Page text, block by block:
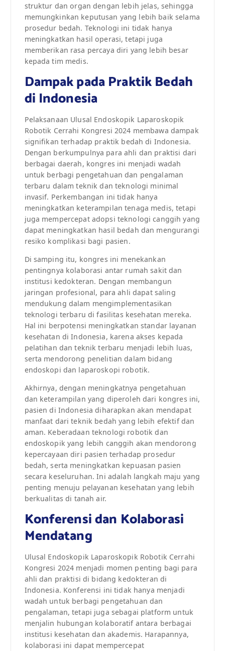
struktur dan organ dengan lebih jelas, sehingga
memungkinkan keputusan yang lebih baik selama
prosedur bedah. Teknologi ini tidak hanya
meningkatkan hasil operasi, tetapi juga
memberikan rasa percaya diri yang lebih besar
kepada tim medis.
Dampak pada Praktik Bedah
di Indonesia
Pelaksanaan Ulusal Endoskopik Laparoskopik
Robotik Cerrahi Kongresi 2024 membawa dampak
signifikan terhadap praktik bedah di Indonesia.
Dengan berkumpulnya para ahli dan praktisi dari
berbagai daerah, kongres ini menjadi wadah
untuk berbagi pengetahuan dan pengalaman
terbaru dalam teknik dan teknologi minimal
invasif. Perkembangan ini tidak hanya
meningkatkan keterampilan tenaga medis, tetapi
juga mempercepat adopsi teknologi canggih yang
dapat meningkatkan hasil bedah dan mengurangi
resiko komplikasi bagi pasien.
Di samping itu, kongres ini menekankan
pentingnya kolaborasi antar rumah sakit dan
institusi kedokteran. Dengan membangun
jaringan profesional, para ahli dapat saling
mendukung dalam mengimplementasikan
teknologi terbaru di fasilitas kesehatan mereka.
Hal ini berpotensi meningkatkan standar layanan
kesehatan di Indonesia, karena akses kepada
pelatihan dan teknik terbaru menjadi lebih luas,
serta mendorong penelitian dalam bidang
endoskopi dan laparoskopi robotik.
Akhirnya, dengan meningkatnya pengetahuan
dan keterampilan yang diperoleh dari kongres ini,
pasien di Indonesia diharapkan akan mendapat
manfaat dari teknik bedah yang lebih efektif dan
aman. Keberadaan teknologi robotik dan
endoskopik yang lebih canggih akan mendorong
kepercayaan diri pasien terhadap prosedur
bedah, serta meningkatkan kepuasan pasien
secara keseluruhan. Ini adalah langkah maju yang
penting menuju pelayanan kesehatan yang lebih
berkualitas di tanah air.
Konferensi dan Kolaborasi
Mendatang
Ulusal Endoskopik Laparoskopik Robotik Cerrahi
Kongresi 2024 menjadi momen penting bagi para
ahli dan praktisi di bidang kedokteran di
Indonesia. Konferensi ini tidak hanya menjadi
wadah untuk berbagi pengetahuan dan
pengalaman, tetapi juga sebagai platform untuk
menjalin hubungan kolaboratif antara berbagai
institusi kesehatan dan akademis. Harapannya,
kolaborasi ini dapat mempercepat